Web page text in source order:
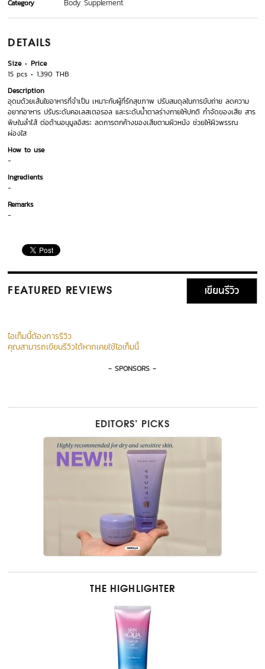
Category Body Supplement
DETAILS
Size
Price
15 pcs
1,390 THB
Description
อุดมด้วยเส้นใยอาหารที่จำเป็น เหมาะกับผู้ที่รักสุขภาพ ปรับสมดุลในการขับถ่าย ลดความ
อยากอาหาร ปรับระดับคอเลสเตอรอล และระดับน้ำตาลร่างกายให้ปกติ กำจัดของเสีย สาร
พิษในลำไส้ ต่อต้านอนุมูลอิสระ ลดการตกค้างของเสียตามผิวหนัง ช่วยให้ผิวพรรณ
ผ่องใส
How to use
-
Ingredients
-
Remarks
-
FEATURED REVIEWS เขียนรีวิว
ไอเท็มนี้ต้องการรีวิว
คุณสามารถเขียนรีวิวได้หากเคยใช้ไอเท็มนี้
- SPONSORS -
EDITORS’ PICKS
THE HIGHLIGHTER